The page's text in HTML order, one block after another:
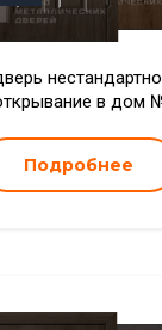
в дом
Подробнее